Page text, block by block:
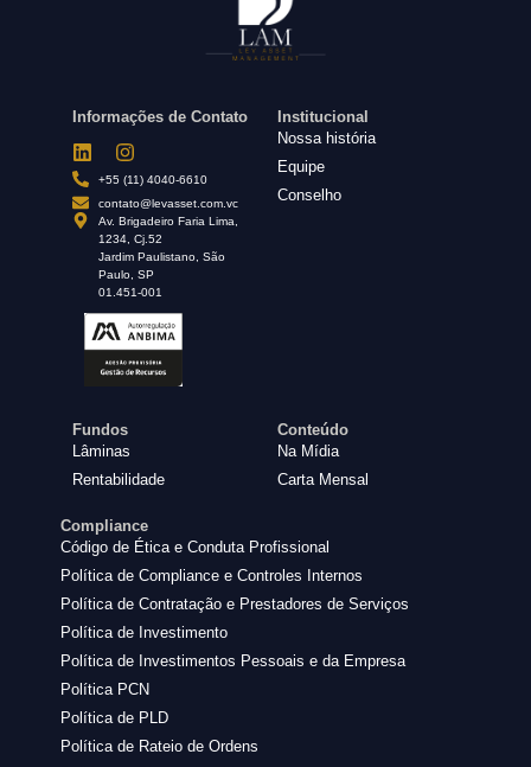
Informações de Contato
+55 (11) 4040-6610
contato@levasset.com.vc
Av. Brigadeiro Faria Lima,
1234, Cj.52
Jardim Paulistano, São
Paulo, SP
01.451-001
Institucional
Nossa história
Equipe
Conselho
Fundos
Lâminas
Rentabilidade
Conteúdo
Na Mídia
Carta Mensal
Compliance
Código de Ética e Conduta Profissional
Política de Compliance e Controles Internos
Política de Contratação e Prestadores de Serviços
Política de Investimento
Política de Investimentos Pessoais e da Empresa
Política PCN
Política de PLD
Política de Rateio de Ordens